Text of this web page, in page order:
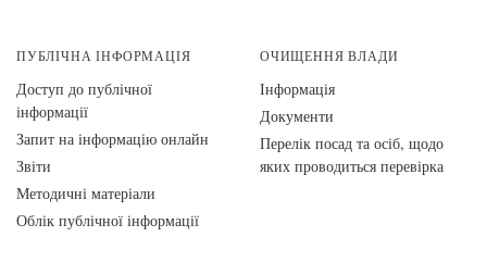
ПУБЛІЧНА ІНФОРМАЦІЯ
Доступ до публічної
інформації
Запит на інформацію онлайн
Звіти
Методичні матеріали
Облік публічної інформації
ОЧИЩЕННЯ ВЛАДИ
Інформація
Документи
Перелік посад та осіб, щодо
яких проводиться перевірка